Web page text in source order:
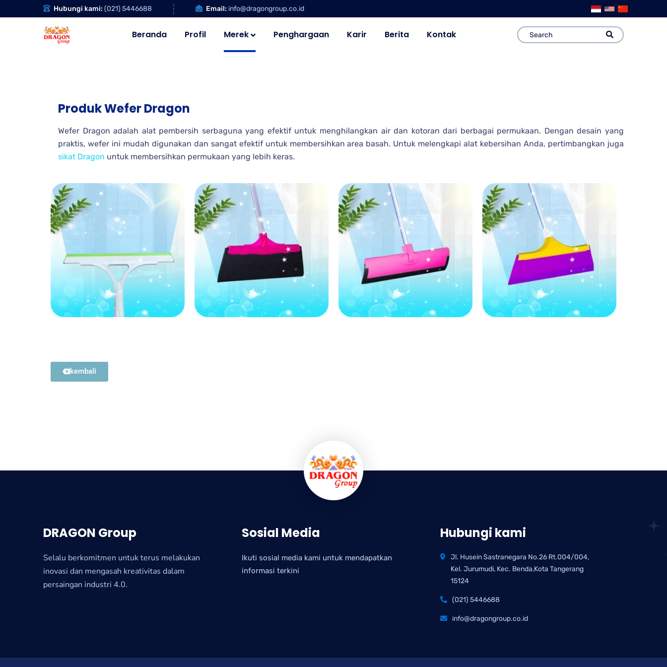
Hubungi kami: (021) 5446688 Email: info@dragongroup.co.id
Beranda Profil Merek Penghargaan Karir Berita Kontak
Produk Wefer Dragon
Wefer Dragon adalah alat pembersih serbaguna yang efektif untuk menghilangkan air dan kotoran dari berbagai permukaan. Dengan desain yang
praktis, wefer ini mudah digunakan dan sangat efektif untuk membersihkan area basah. Untuk melengkapi alat kebersihan Anda, pertimbangkan juga
sikat Dragon untuk membersihkan permukaan yang lebih keras.
kembali
DRAGON Group
Selalu berkomitmen untuk terus melakukan
inovasi dan mengasah kreativitas dalam
persaingan industri 4.0.
Sosial Media
Ikuti sosial media kami untuk mendapatkan
informasi terkini
Hubungi kami
Jl. Husein Sastranegara No.26 Rt.004/004,
Kel. Jurumudi, Kec. Benda,Kota Tangerang
15124
(021) 5446688
info@dragongroup.co.id